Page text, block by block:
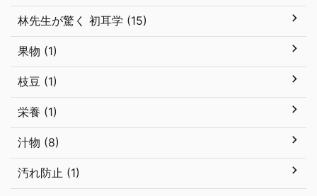
林先生が驚く 初耳学 (15)
果物 (1)
枝豆 (1)
栄養 (1)
汁物 (8)
汚れ防止 (1)